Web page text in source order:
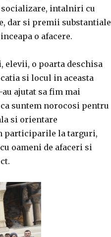
intalniri cu
dar si premii substantiale
o afacere.
elevii, o poarta deschisa
si locul in aceasta
ajutat sa fim mai
suntem norocosi pentru
si orientare
participarile la targuri,
oameni de afaceri si